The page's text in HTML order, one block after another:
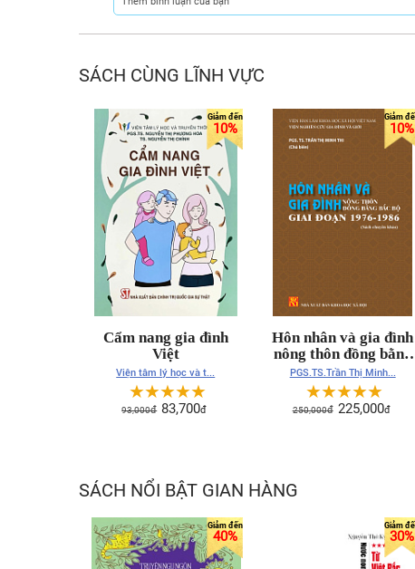
SÁCH CÙNG LĨNH VỰC
10%
Cẩm nang gia đình
Việt
Viện tâm lý học và t...
☆☆☆☆☆
93,000đ 83,700đ
10%
Hôn nhân và gia đình
nông thôn đồng bằng
Bắc Bộ giai đoạn 1976-
1986
PGS.TS.Trần Thị Minh...
☆ ☆ ☆ ☆ ☆
250,000đ 225,000đ
SÁCH NỔI BẬT GIAN HÀNG
40% 30%